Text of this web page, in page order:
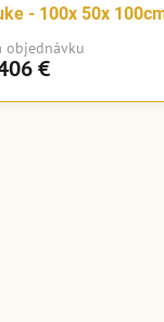
- 100x 50x
objednávku
€